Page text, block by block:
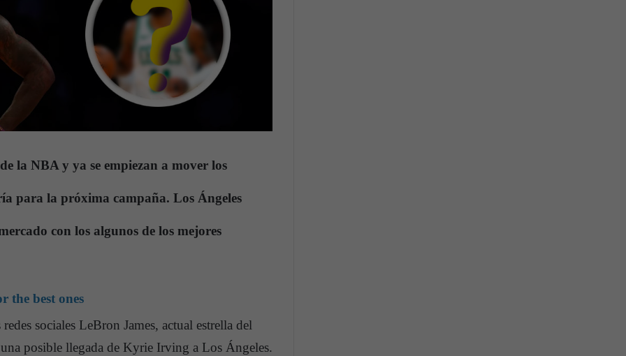
la NBA y ya se empiezan a mover los
para la próxima campaña. Los Ángeles
con los algunos de los mejores
the best ones
sociales LeBron James, actual estrella del
posible llegada de Kyrie Irving a Los Ángeles.